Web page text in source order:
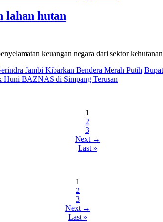
lahan hutan
keuangan negara dari sektor
Jambi Kibarkan Bendera Merah Putih
Huni BAZNAS di Simpang Terusan
1
2
3
Next →
Last »
1
2
3
Next →
Last »